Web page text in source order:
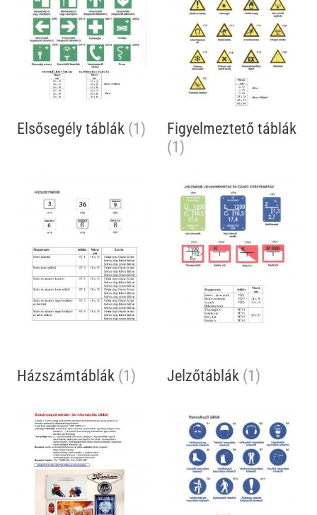
Elsősegély táblák (1)
Figyelmeztető táblák
(1)
Házszámtáblák (1) Jelzőtáblák (1)